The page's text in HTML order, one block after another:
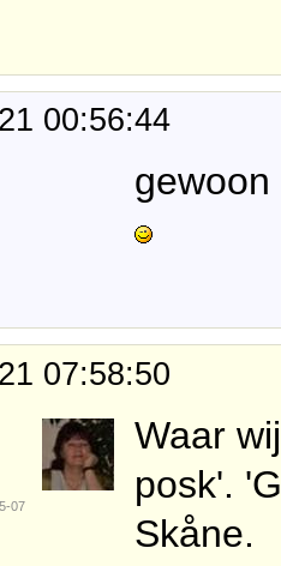
00:56:44
07:58:50
07
Waar
posk'.
Skåne.